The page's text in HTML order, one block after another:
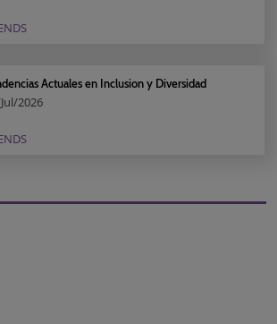
Actuales en Inclusion y Diversidad
2026